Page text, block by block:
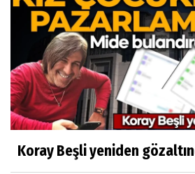
Koray Beşli yeniden